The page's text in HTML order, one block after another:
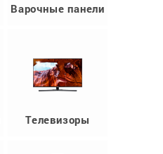
Варочные панели
Телевизоры